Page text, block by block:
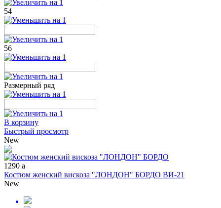
54
56
Размерный ряд
В корзину
Быстрый просмотр
New
1290 a
Костюм женский вискоза "ЛОНДОН" БОРДО ВИ-21
New